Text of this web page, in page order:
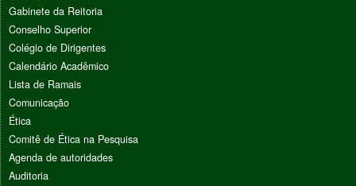
Gabinete da Reitoria
Conselho Superior
Colégio de Dirigentes
Calendário Acadêmico
Lista de Ramais
Comunicação
Ética
Comitê de Ética na Pesquisa
Agenda de autoridades
Auditoria